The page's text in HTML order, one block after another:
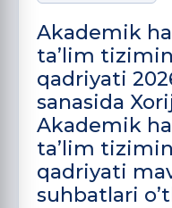
Akademik
taʼlim
qadriyati
sanasida
Akademik
taʼlim
qadriyati
suhbatlari